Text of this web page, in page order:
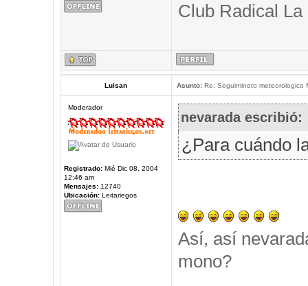
Club Radical La
Luisan Asunto:Re: Seguimineto meteorologico
Moderador
Registrado:Mié Dic 08, 2004
12:46 am
Mensajes:12740
Ubicación:Leitariegos
nevarada escribió:
¿Para cuándo
Así, así
mono?